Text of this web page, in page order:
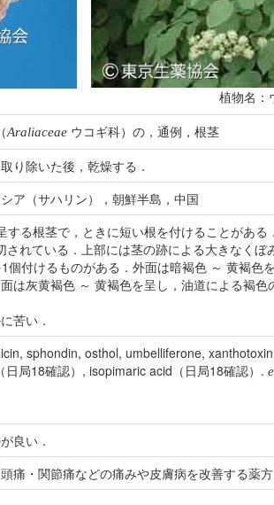
植物名：
Araliaceaeウコギ科）の，通例，根茎
り除いた後，乾燥する．
ア（サハリン），朝鮮半島，中国
する根茎で，ときに短い根を付けることがあ
されている．上部には茎の跡による大きなくぼ
個付けるものがある．外面は暗褐色 ～ 黄褐色
は灰黄褐色 ～ 黄褐色を呈し，油道による褐
苦い．
sphondin, osthol, umbelliferone, xanthotoxin
局18確認）, isopimaric acid（日局18確認）.
良い．
痛・関節痛などの痛みや皮膚病を改善する薬方